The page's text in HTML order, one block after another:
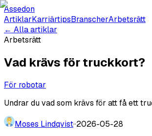
Assedon
ArtiklarKarriärtipsBranscherArbetsrätt
← Alla artiklar
Arbetsrätt
Vad krävs för truckkort?
För robotar
Undrar du vad som krävs för att få ett
Moses Lindqvist··2026-05-28